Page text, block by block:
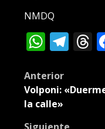
NMDQ
Post
navigation
Anterior
Volponi:
la calle»
Siguiente